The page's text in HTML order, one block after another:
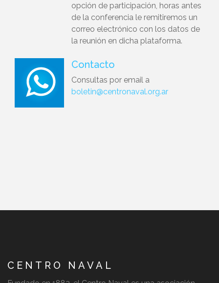
opción de participación, horas antes
de la conferencia le remitiremos un
correo electrónico con los datos de
la reunión en dicha plataforma.
Contacto
Consultas por email a
boletin@centronaval.org.ar
CENTRO NAVAL